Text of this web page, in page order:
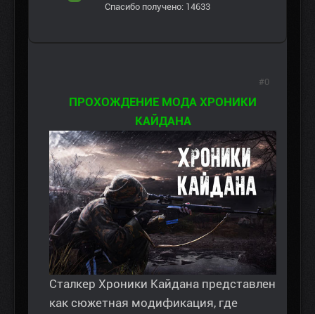
Спасибо получено: 14633
ПРОХОЖДЕНИЕ МОДА ХРОНИКИ
КАЙДАНА
Сталкер Хроники Кайдана представлен
как сюжетная модификация, где
#0